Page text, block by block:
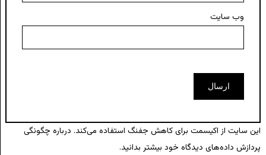
وب‌ سایت
این سایت از اکیسمت برای کاهش جفنگ استفاده می‌کند. درباره چگونگی
پردازش داده‌های دیدگاه خود بیشتر بدانید.